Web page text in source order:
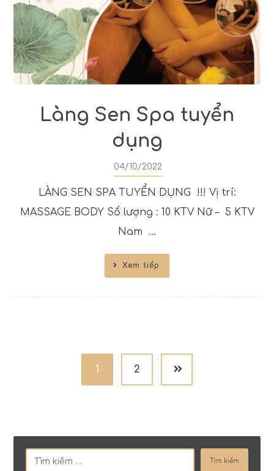
Làng Sen Spa tuyển
dụng
04/10/2022
LÀNG SEN SPA TUYỂN DỤNG !!! Vị trí:
MASSAGE BODY Số lượng : 10 KTV Nữ – 5 KTV
Nam ...
Xem tiếp
1 2
Tìm kiếm